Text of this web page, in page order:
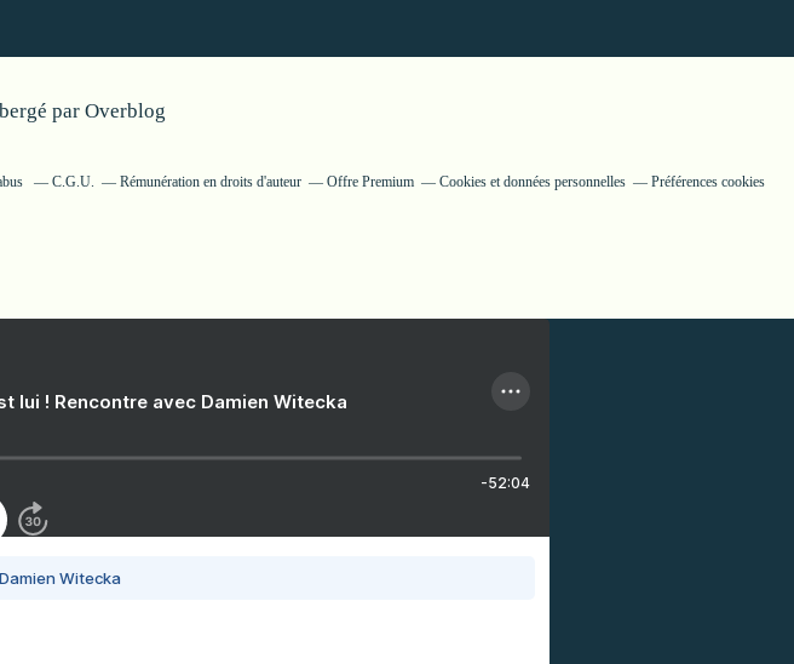
par Overblog
C.G.U. Rémunération en droits d'auteur Offre Premium Cookies et données personnelles Préférences cookies
lui ! Rencontre avec Damien Witecka
-52:04
Witecka